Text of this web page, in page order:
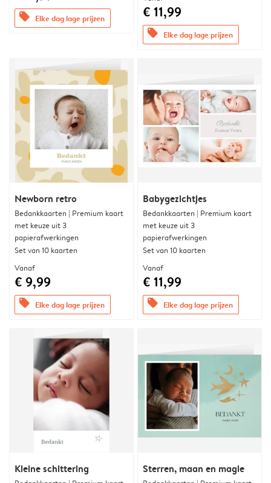
offers Elke dag lage prijzen € 11,99
offers Elke dag lage prijzen
Newborn retro
Bedankkaarten | Premium kaart
met keuze uit 3
papierafwerkingen
Set van 10 kaarten
Vanaf
€ 9,99
offers Elke dag lage prijzen
Babygezichtjes
Bedankkaarten | Premium kaart
met keuze uit 3
papierafwerkingen
Set van 10 kaarten
Vanaf
€ 11,99
offers Elke dag lage prijzen
Kleine schittering Sterren, maan en magie